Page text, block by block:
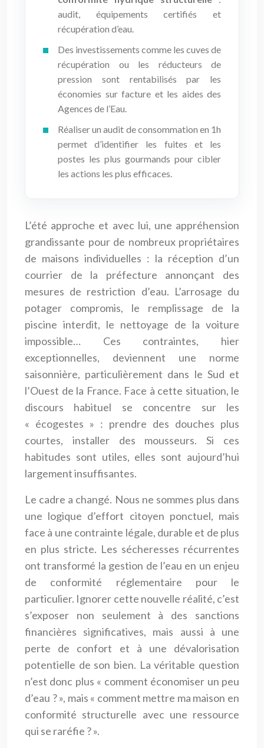
audit, équipements certifiés et
récupération d’eau.
Des investissements comme les cuves de
récupération ou les réducteurs de
pression sont rentabilisés par les
économies sur facture et les aides des
Agences de l’Eau.
Réaliser un audit de consommation en 1h
permet d’identifier les fuites et les
postes les plus gourmands pour cibler
les actions les plus efficaces.
L’été approche et avec lui, une appréhension
grandissante pour de nombreux propriétaires
de maisons individuelles : la réception d’un
courrier de la préfecture annonçant des
mesures de restriction d’eau. L’arrosage du
potager compromis, le remplissage de la
piscine interdit, le nettoyage de la voiture
impossible… Ces contraintes, hier
exceptionnelles, deviennent une norme
saisonnière, particulièrement dans le Sud et
l’Ouest de la France. Face à cette situation, le
discours habituel se concentre sur les
« écogestes » : prendre des douches plus
courtes, installer des mousseurs. Si ces
habitudes sont utiles, elles sont aujourd’hui
largement insuffisantes.
Le cadre a changé. Nous ne sommes plus dans
une logique d’effort citoyen ponctuel, mais
face à une contrainte légale, durable et de plus
en plus stricte. Les sécheresses récurrentes
ont transformé la gestion de l’eau en un enjeu
de conformité réglementaire pour le
particulier. Ignorer cette nouvelle réalité, c’est
s’exposer non seulement à des sanctions
financières significatives, mais aussi à une
perte de confort et à une dévalorisation
potentielle de son bien. La véritable question
n’est donc plus « comment économiser un peu
d’eau ? », mais « comment mettre ma maison en
conformité structurelle avec une ressource
qui se raréfie ? ».